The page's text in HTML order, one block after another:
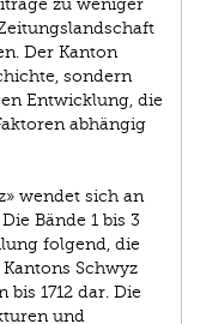
zu weniger
Der Kanton
sondern
Entwicklung, die
abhängig
wendet sich an
Bände 1 bis 3
folgend, die
Schwyz
1712 dar. Die
und